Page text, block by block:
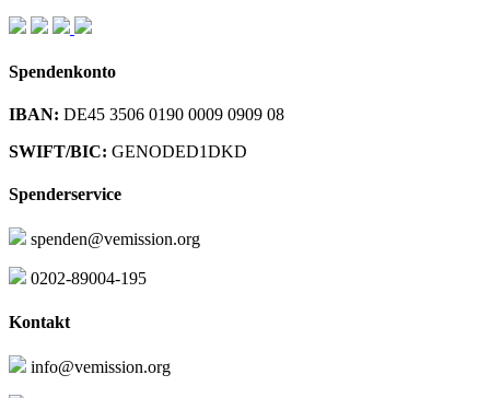
Spendenkonto
IBAN: DE45 3506 0190 0009 0909 08
SWIFT/BIC: GENODED1DKD
Spenderservice
spenden@vemission.org
0202-89004-195
Kontakt
info@vemission.org